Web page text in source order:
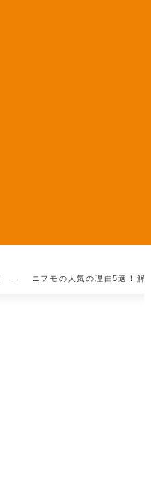
ニフモの人気の理由5選！解